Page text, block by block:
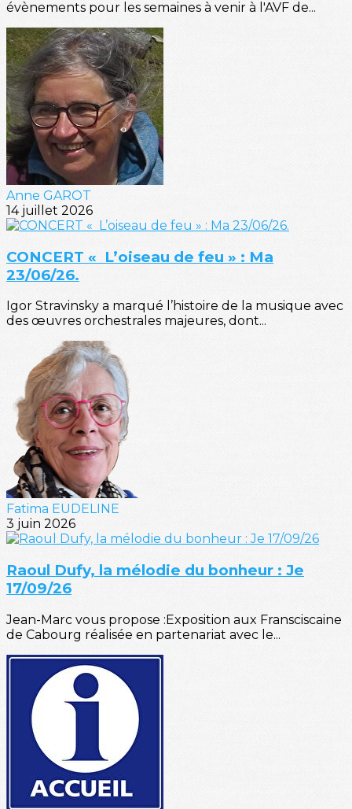
évènements pour les semaines à venir à l'AVF de...
Anne GAROT
14 juillet 2026
CONCERT « L’oiseau de feu » : Ma
23/06/26.
Igor Stravinsky a marqué l’histoire de la musique avec
des œuvres orchestrales majeures, dont...
Fatima EUDELINE
3 juin 2026
Raoul Dufy, la mélodie du bonheur : Je
17/09/26
Jean-Marc vous propose :Exposition aux Fransciscaine
de Cabourg réalisée en partenariat avec le...